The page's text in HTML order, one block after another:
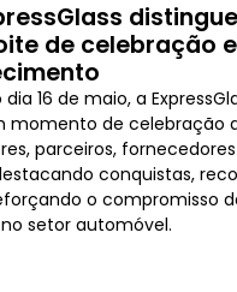
de celebração e
16 de maio, a
momento de celebração
parceiros,
conquistas,
o compromisso
setor automóvel.